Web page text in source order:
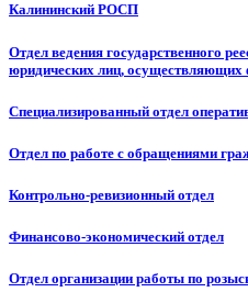
Калининский РОСП
Отдел ведения государственного
юридических лиц, осуществляющих
Специализированный отдел
Отдел по работе с обращениями
Контрольно-ревизионный отдел
Финансово-экономический отдел
Отдел организации работы по